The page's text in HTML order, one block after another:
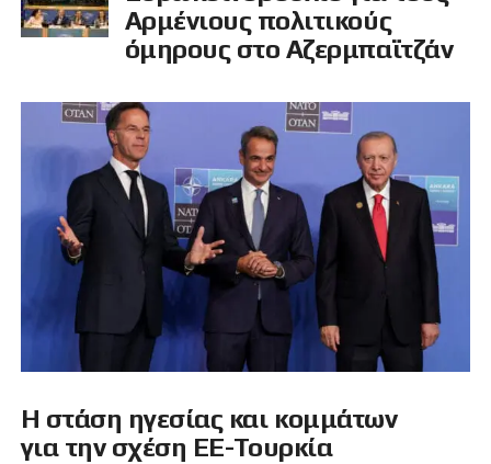
Αρμένιους πολιτικούς
όμηρους στο Αζερμπαϊτζάν
Η στάση ηγεσίας και κομμάτων
για την σχέση ΕΕ-Τουρκία